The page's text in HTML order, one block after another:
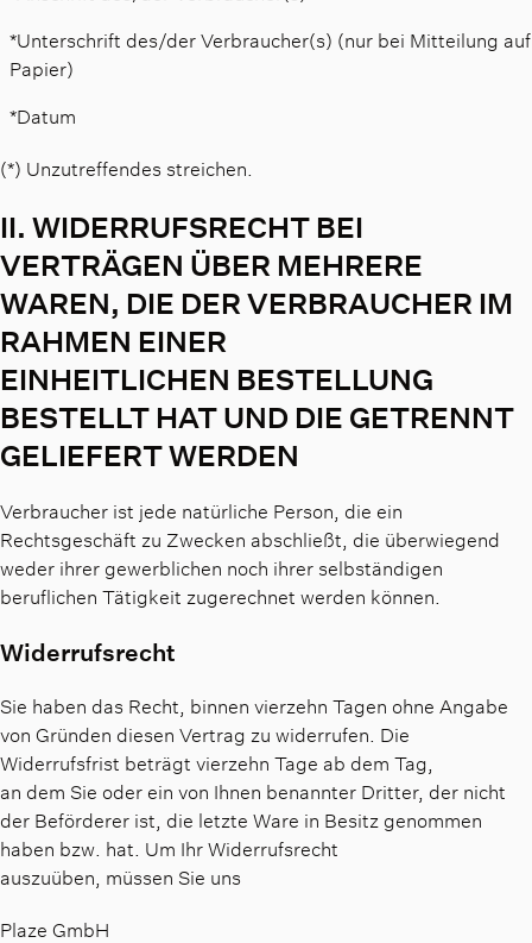
*Unterschrift des/der Verbraucher(s) (nur bei Mitteilung auf
Papier)
*Datum
(*) Unzutreffendes streichen.
II. WIDERRUFSRECHT BEI
VERTRÄGEN ÜBER MEHRERE
WAREN, DIE DER VERBRAUCHER IM
RAHMEN EINER
EINHEITLICHEN BESTELLUNG
BESTELLT HAT UND DIE GETRENNT
GELIEFERT WERDEN
Verbraucher ist jede natürliche Person, die ein
Rechtsgeschäft zu Zwecken abschließt, die überwiegend
weder ihrer gewerblichen noch ihrer selbständigen
beruflichen Tätigkeit zugerechnet werden können.
Widerrufsrecht
Sie haben das Recht, binnen vierzehn Tagen ohne Angabe
von Gründen diesen Vertrag zu widerrufen. Die
Widerrufsfrist beträgt vierzehn Tage ab dem Tag,
an dem Sie oder ein von Ihnen benannter Dritter, der nicht
der Beförderer ist, die letzte Ware in Besitz genommen
haben bzw. hat. Um Ihr Widerrufsrecht
auszuüben, müssen Sie uns
Plaze GmbH